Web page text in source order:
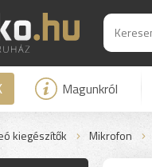
Magunkról
kiegészítők Mikrofon